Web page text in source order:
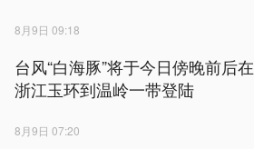
8月9日 09:18
台风“白海豚”将于今日傍晚前后在
浙江玉环到温岭一带登陆
8月9日 07:20